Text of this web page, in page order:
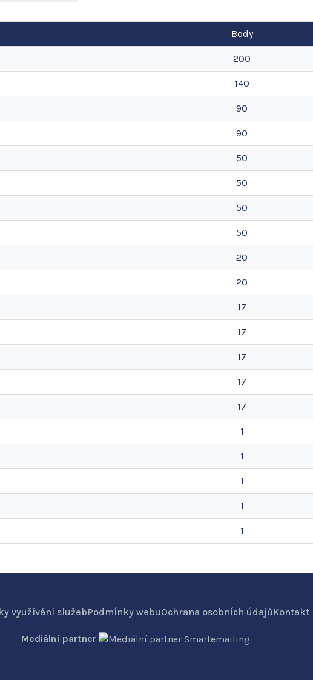
Body
200
140
90
90
50
50
50
50
20
20
17
17
17
17
17
1
1
1
1
1
využívání služebPodmínky webuOchrana osobních údajůKontakt
Mediální partner